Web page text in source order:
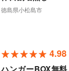
徳島県小松島市
4.98